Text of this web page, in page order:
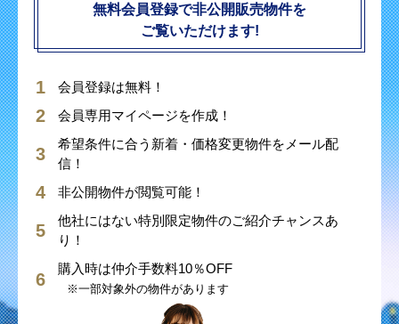
無料会員登録で非公開販売物件を
ご覧いただけます!
会員登録は無料！
会員専用マイページを作成！
希望条件に合う新着・価格変更物件をメール配
信！
非公開物件が閲覧可能！
他社にはない特別限定物件のご紹介チャンスあ
り！
購入時は仲介手数料10％OFF
※一部対象外の物件があります